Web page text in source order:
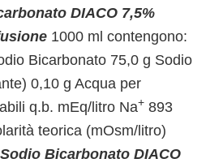
DIACO 7,5%
1000 ml contengono:
Bicarbonato 75,0 g Sodio
0,10 g Acqua per
q.b. mEq/litro Na+ 893
teorica (mOsm/litro)
Sodio Bicarbonato DIACO